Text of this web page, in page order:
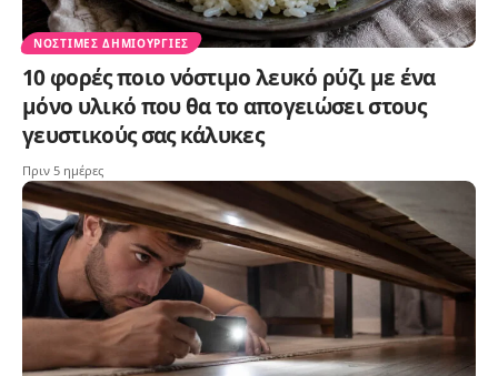
ΝΌΣΤΙΜΕΣ ΔΗΜΙΟΥΡΓΊΕΣ
10 φορές ποιο νόστιμο λευκό ρύζι με ένα
μόνο υλικό που θα το απογειώσει στους
γευστικούς σας κάλυκες
Πριν 5 ημέρες